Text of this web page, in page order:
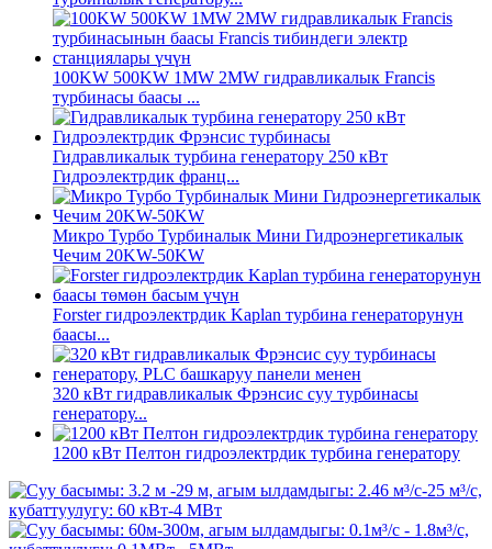
100KW 500KW 1MW 2MW гидравликалык Francis
турбинасы баасы ...
Гидравликалык турбина генератору 250 кВт
Гидроэлектрдик франц...
Микро Турбо Турбиналык Мини Гидроэнергетикалык
Чечим 20KW-50KW
Forster гидроэлектрдик Kaplan турбина генераторунун
баасы...
320 кВт гидравликалык Фрэнсис суу турбинасы
генератору...
1200 кВт Пелтон гидроэлектрдик турбина генератору